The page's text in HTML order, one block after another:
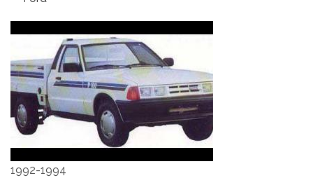
1992-1994